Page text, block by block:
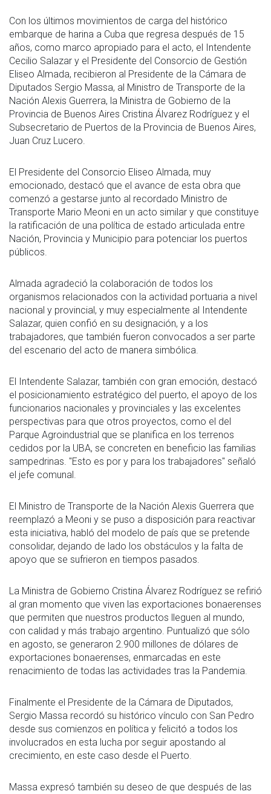
Con los últimos movimientos de carga del histórico
embarque de harina a Cuba que regresa después de 15
años, como marco apropiado para el acto, el Intendente
Cecilio Salazar y el Presidente del Consorcio de Gestión
Eliseo Almada, recibieron al Presidente de la Cámara de
Diputados Sergio Massa, al Ministro de Transporte de la
Nación Alexis Guerrera, la Ministra de Gobierno de la
Provincia de Buenos Aires Cristina Álvarez Rodríguez y el
Subsecretario de Puertos de la Provincia de Buenos Aires,
Juan Cruz Lucero.
El Presidente del Consorcio Eliseo Almada, muy
emocionado, destacó que el avance de esta obra que
comenzó a gestarse junto al recordado Ministro de
Transporte Mario Meoni en un acto similar y que constituye
la ratificación de una política de estado articulada entre
Nación, Provincia y Municipio para potenciar los puertos
públicos.
Almada agradeció la colaboración de todos los
organismos relacionados con la actividad portuaria a nivel
nacional y provincial, y muy especialmente al Intendente
Salazar, quien confió en su designación, y a los
trabajadores, que también fueron convocados a ser parte
del escenario del acto de manera simbólica.
El Intendente Salazar, también con gran emoción, destacó
el posicionamiento estratégico del puerto, el apoyo de los
funcionarios nacionales y provinciales y las excelentes
perspectivas para que otros proyectos, como el del
Parque Agroindustrial que se planifica en los terrenos
cedidos por la UBA, se concreten en beneficio las familias
sampedrinas. "Esto es por y para los trabajadores" señaló
el jefe comunal.
El Ministro de Transporte de la Nación Alexis Guerrera que
reemplazó a Meoni y se puso a disposición para reactivar
esta iniciativa, habló del modelo de país que se pretende
consolidar, dejando de lado los obstáculos y la falta de
apoyo que se sufrieron en tiempos pasados.
La Ministra de Gobierno Cristina Álvarez Rodríguez se refirió
al gran momento que viven las exportaciones bonaerenses
que permiten que nuestros productos lleguen al mundo,
con calidad y más trabajo argentino. Puntualizó que sólo
en agosto, se generaron 2.900 millones de dólares de
exportaciones bonaerenses, enmarcadas en este
renacimiento de todas las actividades tras la Pandemia.
Finalmente el Presidente de la Cámara de Diputados,
Sergio Massa recordó su histórico vínculo con San Pedro
desde sus comienzos en política y felicitó a todos los
involucrados en esta lucha por seguir apostando al
crecimiento, en este caso desde el Puerto.
Massa expresó también su deseo de que después de las